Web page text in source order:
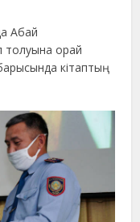
Абай
толуына орай
кітаптың